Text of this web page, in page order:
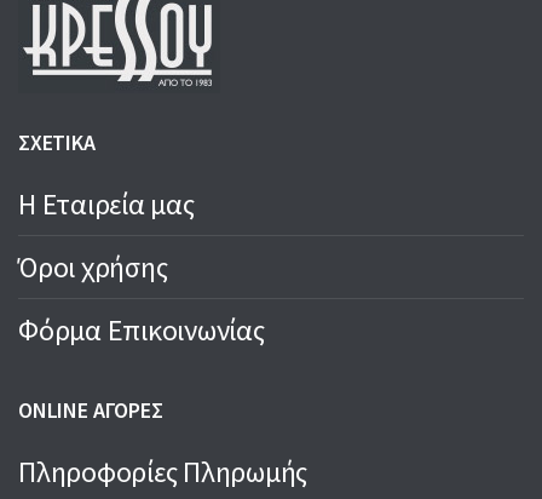
ΣΧΕΤΙΚΑ
Η Εταιρεία μας
Όροι χρήσης
Φόρμα Επικοινωνίας
ONLINE ΑΓΟΡΕΣ
Πληροφορίες Πληρωμής